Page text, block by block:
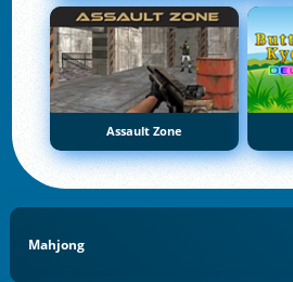
Assault Zone
Mahjong